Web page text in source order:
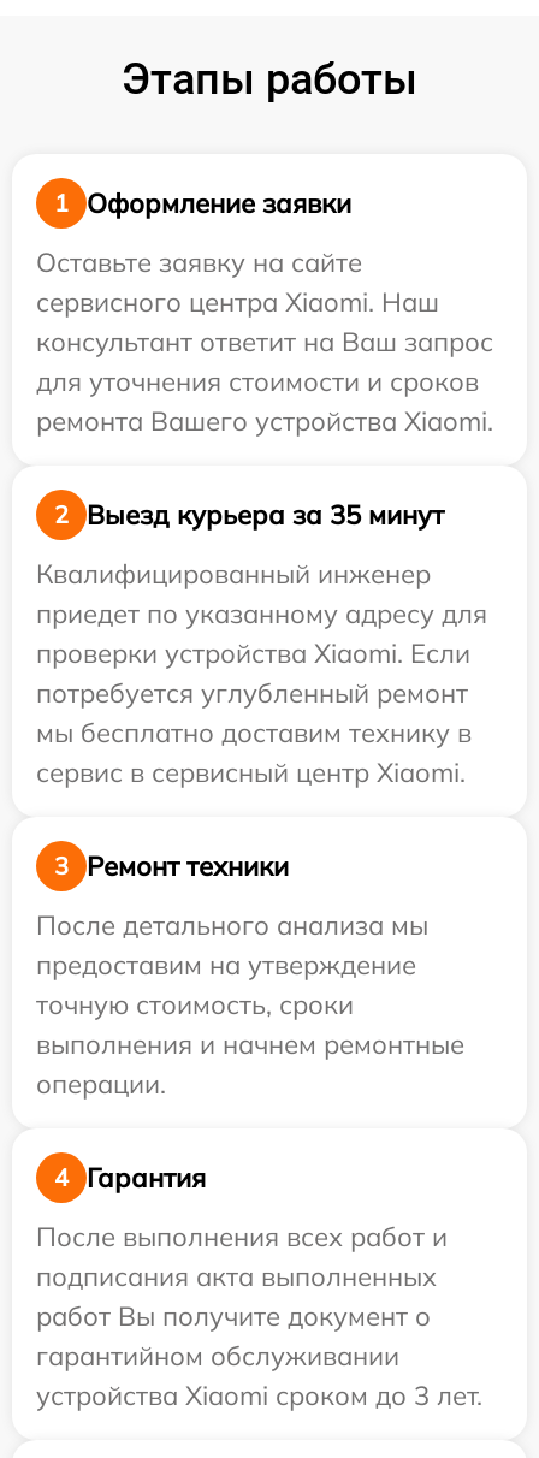
Этапы работы
1
Оформление заявки
Оставьте заявку на сайте
сервисного центра Xiaomi. Наш
консультант ответит на Ваш запрос
для уточнения стоимости и сроков
ремонта Вашего устройства Xiaomi.
2
Выезд курьера за 35 минут
Квалифицированный инженер
приедет по указанному адресу для
проверки устройства Xiaomi. Если
потребуется углубленный ремонт
мы бесплатно доставим технику в
сервис в сервисный центр Xiaomi.
3
Ремонт техники
После детального анализа мы
предоставим на утверждение
точную стоимость, сроки
выполнения и начнем ремонтные
операции.
4
Гарантия
После выполнения всех работ и
подписания акта выполненных
работ Вы получите документ о
гарантийном обслуживании
устройства Xiaomi сроком до 3 лет.